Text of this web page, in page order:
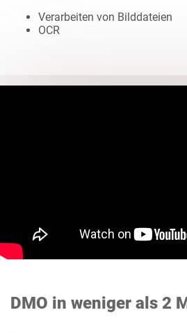
Verarbeiten von Bilddateien
OCR
DMO in weniger als 2